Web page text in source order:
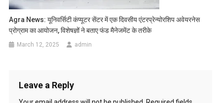
Agra News: यूनिवर्सिटी कंप्यूटर सेंटर में एक दिवसीय एंटरप्रेन्योरशिप अवेयरनेस
प्रोग्राम का आयोजन, विशेषज्ञों ने बताए फंड मैनेजमेंट के तरीके
March 12, 2025 admin
Leave a Reply